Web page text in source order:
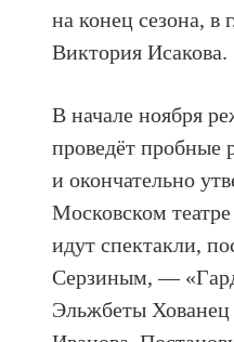
на конец сезона,
Виктория Исакова.
В начале ноября
проведёт пробные
и окончательно
Московском
идут спектакли,
Серзиным, —
Эльжбеты